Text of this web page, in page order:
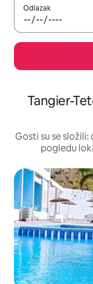
Odlazak
Tangier-
Gosti su se
pogledu